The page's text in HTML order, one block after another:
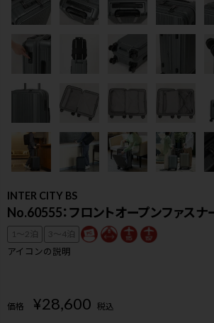
検索
INTER CITY BS
No.60555：フロントオープンファスナ
1〜2泊
3〜4泊
アイコンの説明
価格 ¥28,600 税込